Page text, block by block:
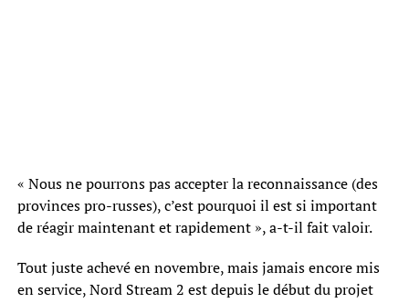
« Nous ne pourrons pas accepter la reconnaissance (des
provinces pro-russes), c’est pourquoi il est si important
de réagir maintenant et rapidement », a-t-il fait valoir.
Tout juste achevé en novembre, mais jamais encore mis
en service, Nord Stream 2 est depuis le début du projet